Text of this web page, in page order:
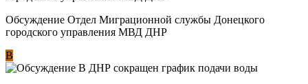
Обсуждение Отдел Миграционной службы Донецкого
городского управления МВД ДНР
В